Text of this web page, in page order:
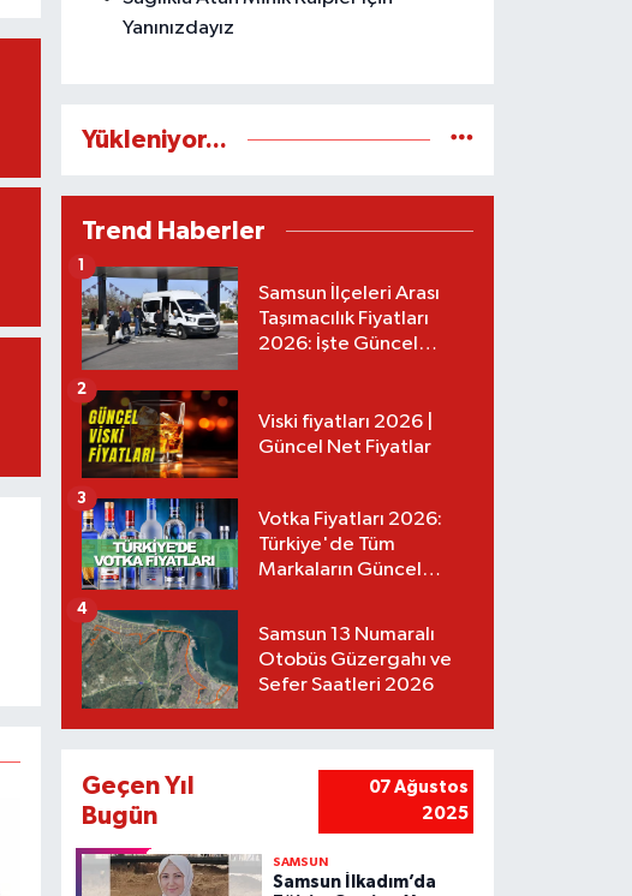
Yanınızdayız
Yükleniyor...
Trend Haberler
Samsun İlçeleri Arası
Taşımacılık Fiyatları
2026: İşte Güncel
1
Viski fiyatları 2026 |
Güncel Net Fiyatlar
2
Votka Fiyatları 2026:
Türkiye'de Tüm
Markaların Güncel
3
Samsun 13 Numaralı
Otobüs Güzergahı ve
Sefer Saatleri 2026
4
Geçen Yıl
Bugün
07 Ağustos
2025
SAMSUN
Samsun İlkadım’da